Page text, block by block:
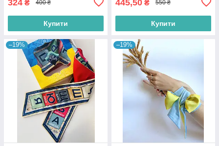
324 ₴ 400 ₴
Купити
445,50 ₴ 550 ₴
Купити
–19% –19%